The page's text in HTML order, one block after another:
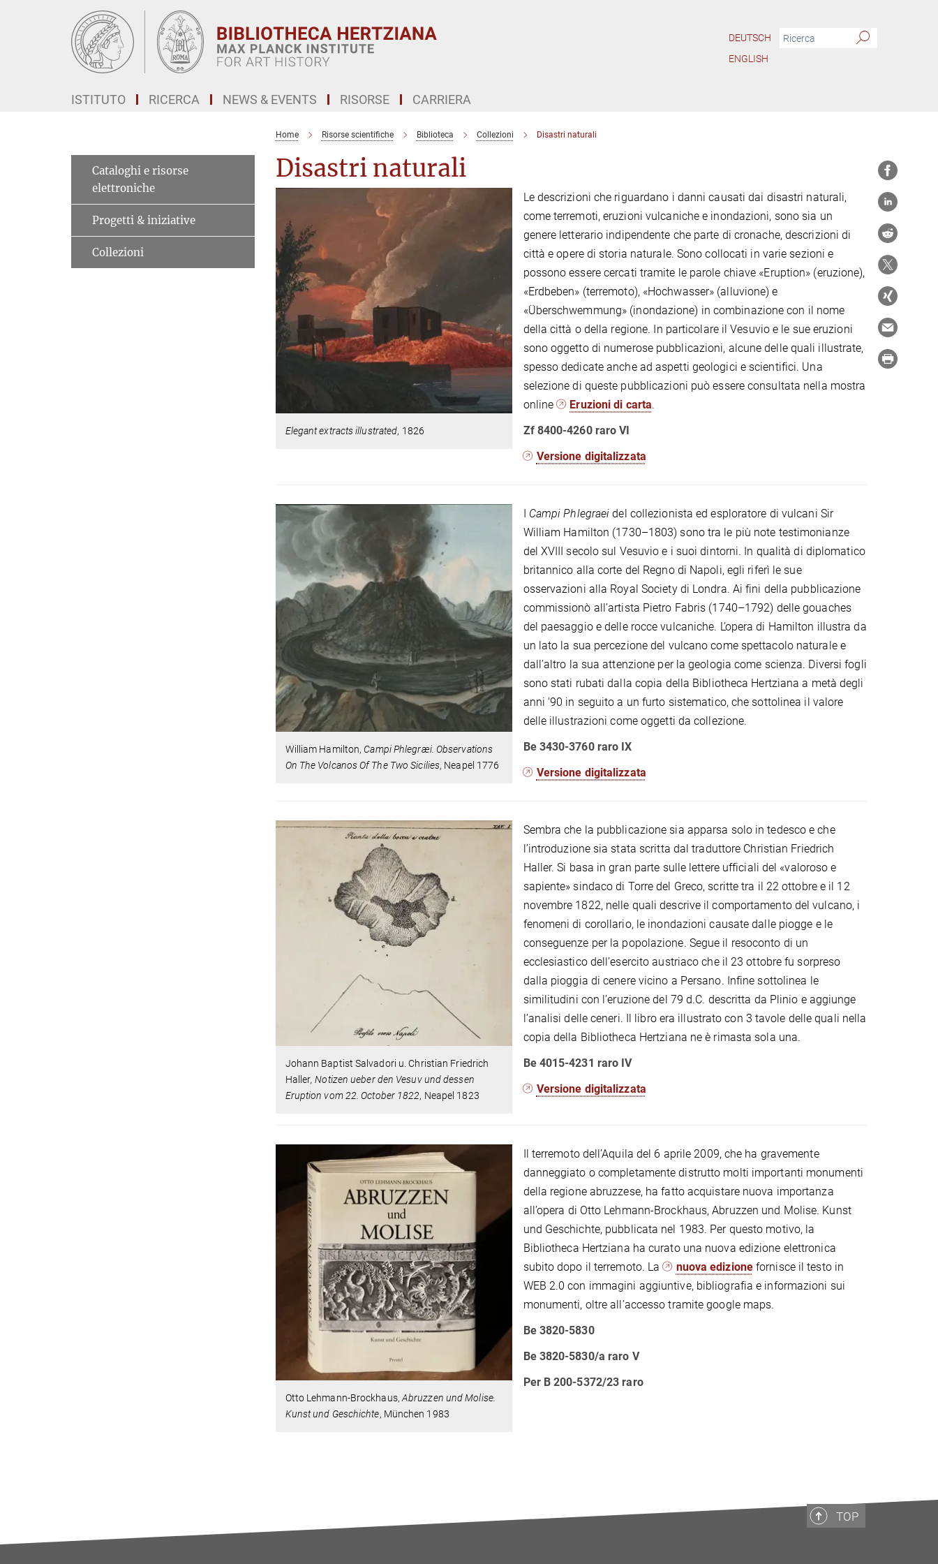
DEUTSCH
ENGLISH
ISTITUTO RICERCA NEWS & EVENTS RISORSE CARRIERA
Home Risorse scientifiche Biblioteca Collezioni Disastri naturali
Disastri naturali
Elegant extracts illustrated, 1826
Le descrizioni che riguardano i danni causati dai disastri naturali,
come terremoti, eruzioni vulcaniche e inondazioni, sono sia un
genere letterario indipendente che parte di cronache, descrizioni di
città e opere di storia naturale. Sono collocati in varie sezioni e
possono essere cercati tramite le parole chiave «Eruption» (eruzione),
«Erdbeben» (terremoto), «Hochwasser» (alluvione) e
«Überschwemmung» (inondazione) in combinazione con il nome
della città o della regione. In particolare il Vesuvio e le sue eruzioni
sono oggetto di numerose pubblicazioni, alcune delle quali illustrate,
spesso dedicate anche ad aspetti geologici e scientifici. Una
selezione di queste pubblicazioni può essere consultata nella mostra
online
Eruzioni di carta.
Zf 8400-4260 raro VI
Versione digitalizzata
William Hamilton,Campi Phlegræi. Observations
On The Volcanos Of The Two Sicilies, Neapel 1776
I Campi Phlegraei del collezionista ed esploratore di vulcani Sir
William Hamilton (1730–1803) sono tra le più note testimonianze
del XVIII secolo sul Vesuvio e i suoi dintorni. In qualità di diplomatico
britannico alla corte del Regno di Napoli, egli riferì le sue
osservazioni alla Royal Society di Londra. Ai fini della pubblicazione
commissionò all’artista Pietro Fabris (1740–1792) delle gouaches
del paesaggio e delle rocce vulcaniche. L’opera di Hamilton illustra da
un lato la sua percezione del vulcano come spettacolo naturale e
dall’altro la sua attenzione per la geologia come scienza. Diversi fogli
sono stati rubati dalla copia della Bibliotheca Hertziana a metà degli
anni '90 in seguito a un furto sistematico, che sottolinea il valore
delle illustrazioni come oggetti da collezione.
Be 3430-3760 raro IX
Versione digitalizzata
Johann Baptist Salvadori u. Christian Friedrich
Haller, Notizen ueber den Vesuv und dessen
Eruption vom 22.October 1822, Neapel 1823
Sembra che la pubblicazione sia apparsa solo in tedesco e che
l’introduzione sia stata scritta dal traduttore Christian Friedrich
Haller. Si basa in gran parte sulle lettere ufficiali del «valoroso e
sapiente» sindaco di Torre del Greco, scritte tra il 22 ottobre e il 12
novembre 1822, nelle quali descrive il comportamento del vulcano, i
fenomeni di corollario, le inondazioni causate dalle piogge e le
conseguenze per la popolazione. Segue il resoconto di un
ecclesiastico dell’esercito austriaco che il 23 ottobre fu sorpreso
dalla pioggia di cenere vicino a Persano. Infine sottolinea le
similitudini con l’eruzione del 79 d.C. descritta da Plinio e aggiunge
l’analisi delle ceneri. Il libro era illustrato con 3 tavole delle quali nella
copia della Bibliotheca Hertziana ne è rimasta sola una.
Be 4015-4231 raro IV
Versione digitalizzata
Otto Lehmann-Brockhaus, Abruzzen und Molise.
Kunst und Geschichte, München 1983
Il terremoto dell’Aquila del 6 aprile 2009, che ha gravemente
danneggiato o completamente distrutto molti importanti monumenti
della regione abruzzese, ha fatto acquistare nuova importanza
all’opera di Otto Lehmann-Brockhaus, Abruzzen und Molise. Kunst
und Geschichte, pubblicata nel 1983. Per questo motivo, la
Bibliotheca Hertziana ha curato una nuova edizione elettronica
subito dopo il terremoto. La
nuova edizionefornisce il testo in
WEB 2.0 con immagini aggiuntive, bibliografia e informazioni sui
monumenti, oltre all’accesso tramite google maps.
Be 3820-5830
Be 3820-5830/a raro V
Per B 200-5372/23 raro
Cataloghi e risorse
elettroniche
Progetti & iniziative
Collezioni
TOP